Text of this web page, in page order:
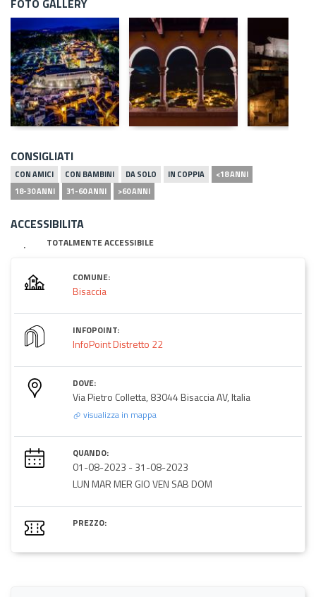
FOTO GALLERY
CONSIGLIATI
CON AMICI CON BAMBINI DA SOLO IN COPPIA
<18 ANNI
18-30 ANNI
31-60 ANNI >60 ANNI
ACCESSIBILITA
TOTALMENTE ACCESSIBILE
COMUNE:
Bisaccia
INFOPOINT:
InfoPoint Distretto 22
DOVE:
Via Pietro Colletta, 83044 Bisaccia AV, Italia
visualizza in mappa
QUANDO:
01-08-2023 -31-08-2023
LUN MAR MER GIO VEN SAB DOM
PREZZO: